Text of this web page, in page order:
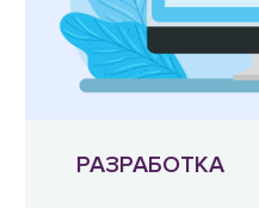
РАЗРАБОТКА